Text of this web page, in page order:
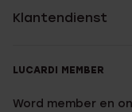
Klantendienst
LUCARDI MEMBER
Word member en